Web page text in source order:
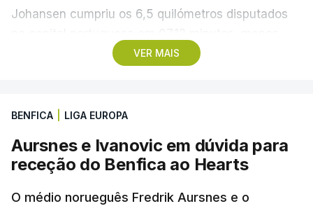
VER MAIS
Johansen cumpriu os 6,5 quilómetros disputados
quatro segundos do que o companheiro de equipa
pista.
O vice-campeão português de contrarrelógio,
Rafael Reis, que procurava o oitavo triunfo em
BENFICA LIGA EUROPA
Aursnes e Ivanovic em dúvida para
receção do Benfica ao Hearts
O médio norueguês Fredrik Aursnes e o